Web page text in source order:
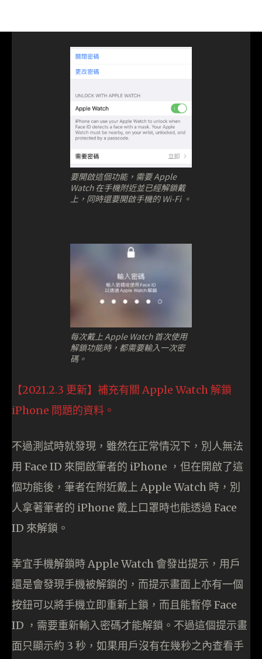
要開啟這個功能，需要 Apple
Watch 在手機附近並已經解鎖戴
上，同時還要開啟手機的 Wi-Fi 。
每次戴上 Apple Watch 首次使用
解鎖功能時，都需要輸入一次密
碼。
【2021.2.3 更新】補充有關 Apple Watch 解鎖
iPhone 問題的資料。
不過測試時就發現，雖然在正常情況下，別人無法
用 Face ID 來開啟筆者的 iPhone ，但在開啟了這
個功能後，筆者在附近戴上 Apple Watch 時，別
人拿著筆者的 iPhone 戴上口罩時也能透過 Face
ID 來解鎖。
幸宜手機解鎖時 Apple Watch 會發出提示，用戶
還是會發現手機被解鎖的，而提示畫面上亦有一個
按鈕可以將手機立即重新上鎖，而且能暫停 Face
ID ，需要重新輸入密碼才能解鎖。不過這個提示畫
面只顯示約 3 秒，如果用戶沒有在幾秒之內查看手